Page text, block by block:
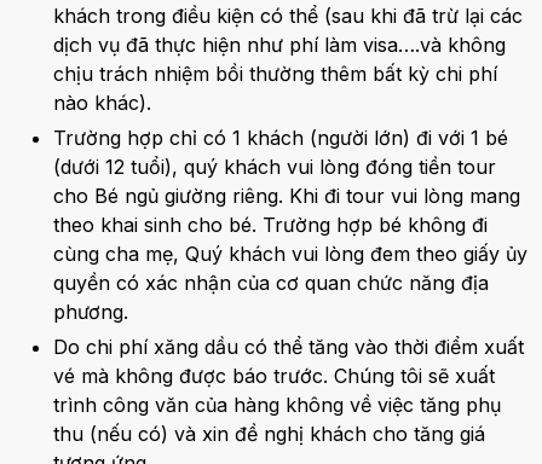
khách trong điều kiện có thể (sau khi đã trừ lại các
dịch vụ đã thực hiện như phí làm visa….và không
chịu trách nhiệm bồi thường thêm bất kỳ chi phí
nào khác).
Trường hợp chỉ có 1 khách (người lớn) đi với 1 bé
(dưới 12 tuổi), quý khách vui lòng đóng tiền tour
cho Bé ngủ giường riêng. Khi đi tour vui lòng mang
theo khai sinh cho bé. Trường hợp bé không đi
cùng cha mẹ, Quý khách vui lòng đem theo giấy ủy
quyền có xác nhận của cơ quan chức năng địa
phương.
Do chi phí xăng dầu có thể tăng vào thời điểm xuất
vé mà không được báo trước. Chúng tôi sẽ xuất
trình công văn của hàng không về việc tăng phụ
thu (nếu có) và xin đề nghị khách cho tăng giá